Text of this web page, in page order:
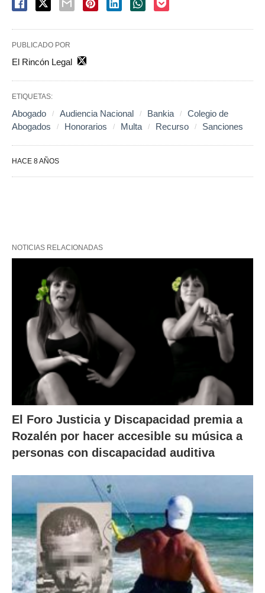
PUBLICADO POR
El Rincón Legal
ETIQUETAS:
Abogado Audiencia Nacional Bankia
Colegio de
Abogados
Honorarios Multa Recurso Sanciones
HACE 8 AÑOS
NOTICIAS RELACIONADAS
El Foro Justicia y Discapacidad premia a
Rozalén por hacer accesible su música a
personas con discapacidad auditiva